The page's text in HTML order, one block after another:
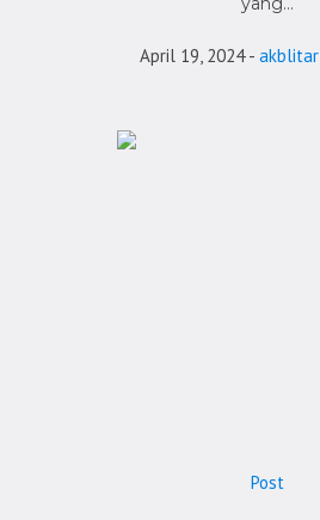
April 19, 2024 akblitar
Post